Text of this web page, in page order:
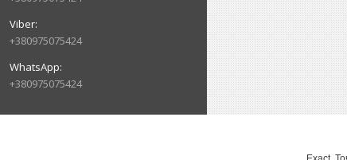
+380975075424
+380975075424